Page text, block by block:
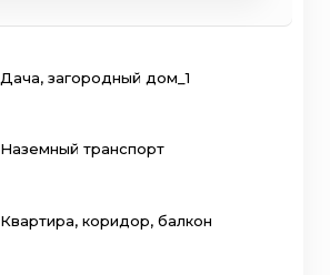
Дача, загородный дом_1
Наземный транспорт
Квартира, коридор, балкон